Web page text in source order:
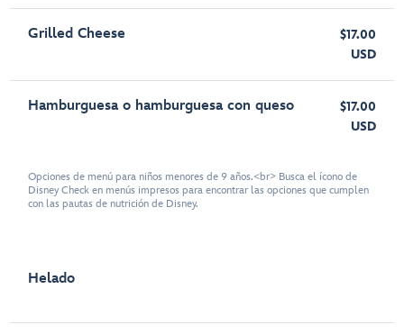
Grilled Cheese
$17.00
USD
Hamburguesa o hamburguesa con queso
$17.00
USD
Opciones de menú para niños menores de 9 años.<br> Busca el ícono de
Disney Check en menús impresos para encontrar las opciones que cumplen
con las pautas de nutrición de Disney.
Helado